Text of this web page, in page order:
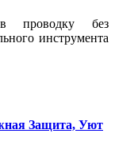
в проводку без
инструмента
Защита, Уют